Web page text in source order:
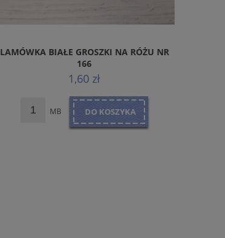
LAMÓWKA BIAŁE GROSZKI NA RÓŻU NR
166
1,60 zł
MB DO KOSZYKA